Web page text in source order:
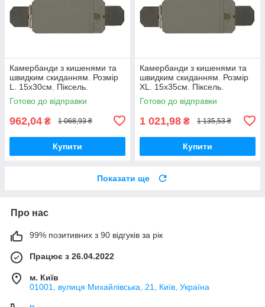
Камербанди з кишенями та
швидким скиданням. Розмір
L. 15х30см. Піксель.
Комплект из 2 шт.
Готово до відправки
962,04 ₴ 1 068,93 ₴
Купити
Камербанди з кишенями та
швидким скиданням. Розмір
XL. 15х35см. Піксель.
Комплект из 2 шт.
Готово до відправки
1 021,98 ₴ 1 135,53 ₴
Купити
Показати ще
Про нас
99% позитивних з 90 відгуків за рік
Працює з 26.04.2022
м. Київ
01001, вулиця Михайлівська, 21, Київ, Україна